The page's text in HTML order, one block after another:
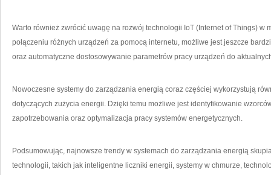
Warto również ⁢zwrócić uwagę na⁣ rozwój‍ technologii IoT (Internet of Things) ⁣w
połączeniu różnych urządzeń za pomocą internetu, możliwe jest ‍jeszcze
oraz ‍automatyczne dostosowywanie parametrów pracy urządzeń do
Nowoczesne systemy do​ zarządzania energią ⁤coraz częściej wykorzystują
dotyczących zużycia‌ energii. Dzięki ‍temu możliwe ⁢jest ⁤identyfikowanie
zapotrzebowania oraz optymalizacja ⁤pracy systemów energetycznych.
Podsumowując, najnowsze ⁤trendy w⁢ systemach do zarządzania energią
technologii, takich jak inteligentne liczniki energii, systemy w chmurze,